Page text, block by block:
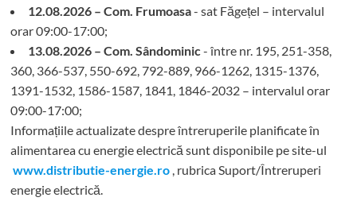
12.08.2026 – Com. Frumoasa- sat Făgețel – intervalul
orar 09:00-17:00;
13.08.2026 – Com. Sândominic- între nr. 195, 251-358,
360, 366-537, 550-692, 792-889, 966-1262, 1315-1376,
1391-1532, 1586-1587, 1841, 1846-2032 – intervalul orar
09:00-17:00;
Informațiile actualizate despre întreruperile planificate în
alimentarea cu energie electrică sunt disponibile pe site-ul
www.distributie-energie.ro , rubrica Suport/Întreruperi
energie electrică.